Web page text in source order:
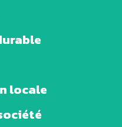
locale